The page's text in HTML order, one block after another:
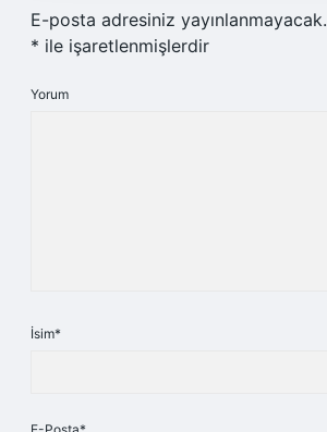
E-posta adresiniz yayınlanmayacak.
* ile işaretlenmişlerdir
Yorum
İsim*